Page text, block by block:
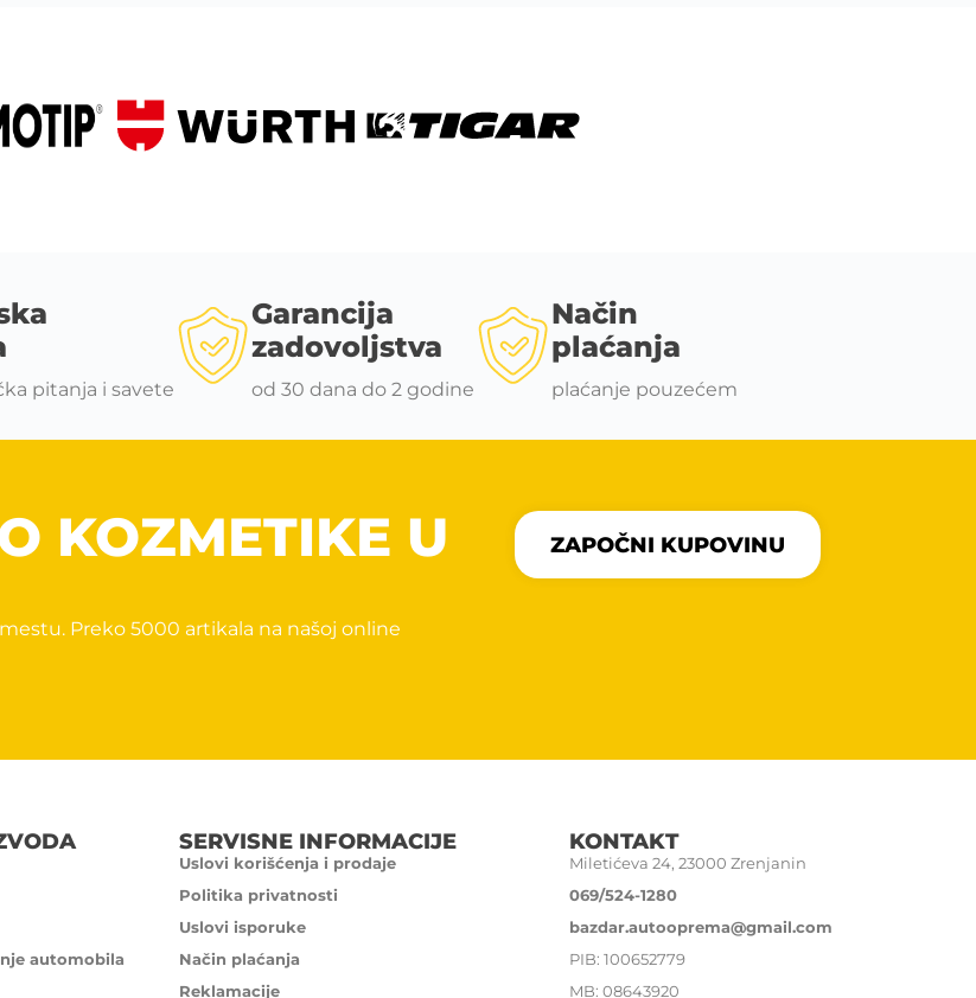
pitanja i savete
Garancija
zadovoljstva
od 30 dana do 2 godine
Način
plaćanja
plaćanje pouzećem
KOZMETIKE U
Preko 5000 artikala na našoj online
ZAPOČNI KUPOVINU
automobila
SERVISNE INFORMACIJE
Uslovi korišćenja i prodaje
Politika privatnosti
Uslovi isporuke
Način plaćanja
Reklamacije
KONTAKT
Miletićeva 24, 23000 Zrenjanin
069/524-1280
bazdar.autooprema@gmail.com
PIB: 100652779
MB: 08643920